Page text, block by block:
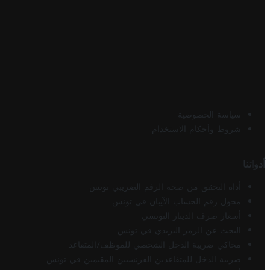
سياسة الخصوصية
شروط وأحكام الاستخدام
أدواتنا
أداة التحقق من صحة الرقم الضريبي تونس
محول رقم الحساب الآيبان في تونس
أسعار صرف الدينار التونسي
البحث عن الرمز البريدي في تونس
محاكي ضريبة الدخل الشخصي للموظف/المتقاعد
ضريبة الدخل للمتقاعدين الفرنسيين المقيمين في تونس